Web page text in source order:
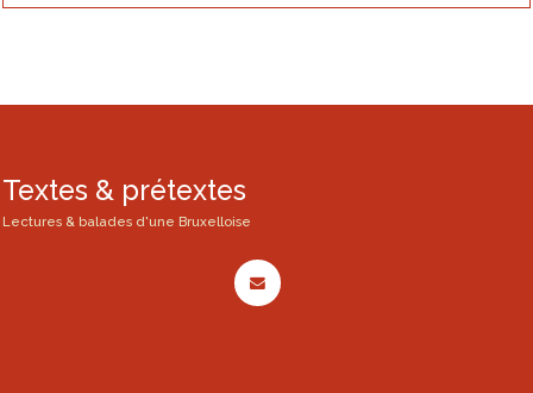
Textes & prétextes
Lectures & balades d'une Bruxelloise